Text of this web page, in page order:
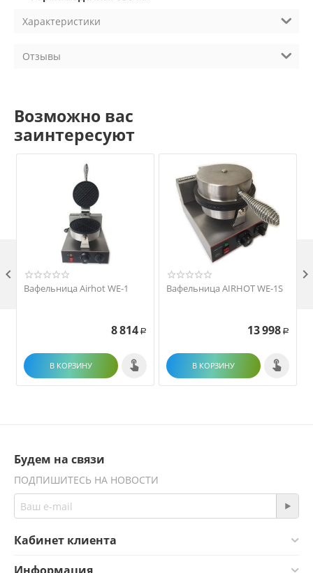
Характеристики
Отзывы
Возможно вас
заинтересуют
Вафельница Airhot WE-1
8 814 Р
В КОРЗИНУ
Вафельница AIRHOT WE-1S
13 998 Р
В КОРЗИНУ
 
Будем на связи
ПОДПИШИТЕСЬ НА НОВОСТИ
Кабинет клиента